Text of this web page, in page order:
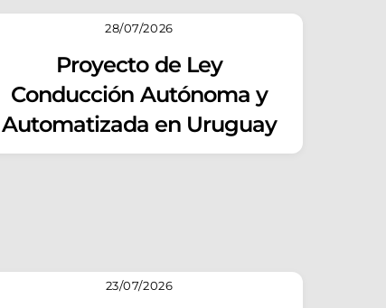
28/07/2026
Proyecto de Ley
Conducción Autónoma y
Automatizada en Uruguay
23/07/2026